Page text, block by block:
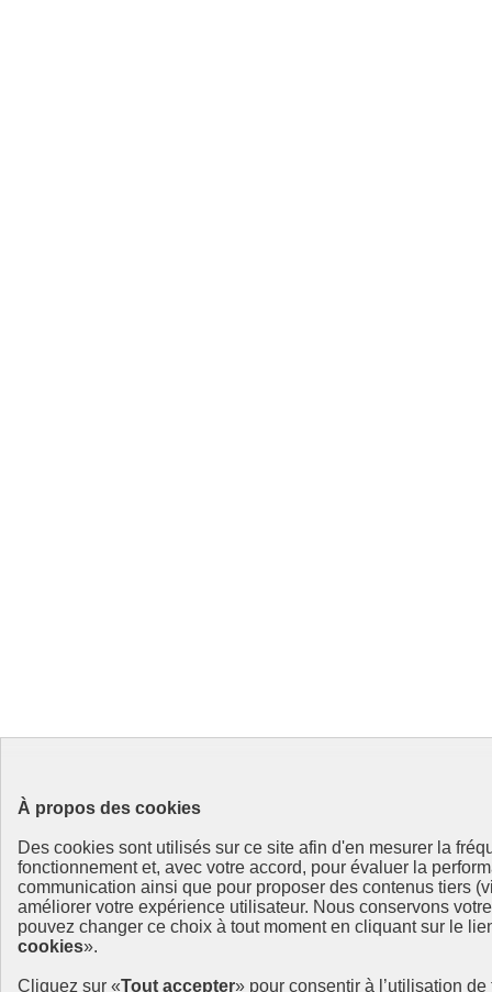
À propos des cookies
Des cookies sont utilisés sur ce site afin d'en mesurer la
fonctionnement et, avec votre accord, pour évaluer la
communication ainsi que pour proposer des contenus tiers
améliorer votre expérience utilisateur. Nous conservons
pouvez changer ce choix à tout moment en cliquant sur le
cookies».
Cliquez sur «Tout accepter» pour consentir à l’utilisation